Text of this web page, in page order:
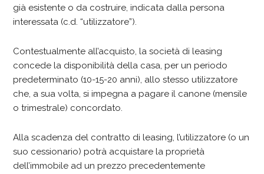
già esistente o da costruire, indicata dalla persona
interessata (c.d. “utilizzatore”).
Contestualmente all’acquisto, la società di leasing
concede la disponibilità della casa, per un periodo
predeterminato (10-15-20 anni), allo stesso utilizzatore
che, a sua volta, si impegna a pagare il canone (mensile
o trimestrale) concordato.
Alla scadenza del contratto di leasing, l’utilizzatore (o un
suo cessionario) potrà acquistare la proprietà
dell’immobile ad un prezzo precedentemente